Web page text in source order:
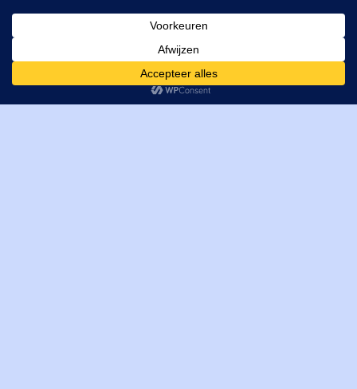
4462GE, Goes
T: +31 (0) 111-484438
M:parts@mitechniek.nl
VAT: NL862802295B01
Cookies helpen ons bij het leveren van onze diensten. Door
gebruik te maken van onze diensten, gaat u akkoord met ons
gebruik van cookies.